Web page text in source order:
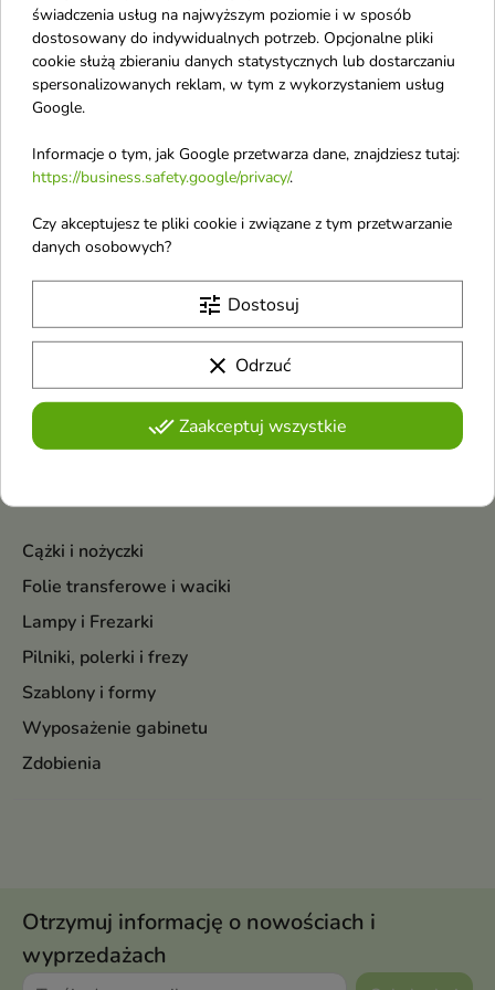
Cążki i nożyczki
Folie transferowe i waciki
Lampy i Frezarki
Pilniki, polerki i frezy
Szablony i formy
Wyposażenie gabinetu
Zdobienia
favorite_border
MollyLac White
tranferowa 100 cm /2/
wszechstronne narzędzie, które
pozwala na tworzenie
imponujących zdobień na
favorite_border
MollyLac Waciki
bezpyłowe 1000 sztuk
(2 rolki x 500 szt.) 12-
warstw
Otrzymuj informację o nowościach i
wyprzedażach
świadczenia usług na najwyższym poziomie i w sposób
dostosowany do indywidualnych potrzeb. Opcjonalne pliki
cookie służą zbieraniu danych statystycznych lub dostarczaniu
spersonalizowanych reklam, w tym z wykorzystaniem usług
Google.
Informacje o tym, jak Google przetwarza dane, znajdziesz tutaj:
https://business.safety.google/privacy/.
Czy akceptujesz te pliki cookie i związane z tym przetwarzanie
danych osobowych?
tune Dostosuj
clear Odrzuć
done_allZaakceptuj wszystkie